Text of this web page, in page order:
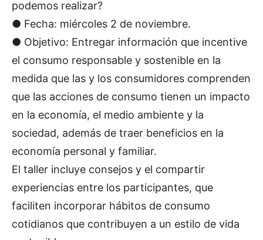
podemos realizar?
● Fecha: miércoles 2 de noviembre.
● Objetivo: Entregar información que incentive
el consumo responsable y sostenible en la
medida que las y los consumidores comprenden
que las acciones de consumo tienen un impacto
en la economía, el medio ambiente y la
sociedad, además de traer beneficios en la
economía personal y familiar.
El taller incluye consejos y el compartir
experiencias entre los participantes, que
faciliten incorporar hábitos de consumo
cotidianos que contribuyen a un estilo de vida